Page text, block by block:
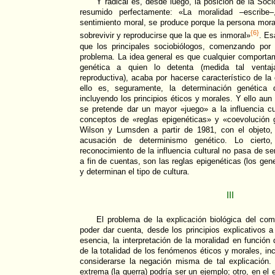
resumido perfectamente: «La moralidad
sentimiento moral, se produce porque la persona
sobrevivir y reproducirse que la que es inmoral»{6}.
que los principales sociobiólogos, comenzando
problema. La idea general es que cualquier
genética a quien lo detenta (medida tal
reproductiva), acaba por hacerse característico de
ello es, seguramente, la determinación genética
incluyendo los principios éticos y morales. Y ello
se pretende dar un mayor «juego» a la influencia
conceptos de «reglas epigenéticas» y «coevolución
Wilson y Lumsden a partir de 1981, con el
acusación de determinismo genético. Lo
reconocimiento de la influencia cultural no pasa de
a fin de cuentas, son las reglas epigenéticas (los
y determinan el tipo de cultura.
El problema de la explicación biológica del
poder dar cuenta, desde los principios explicativos
esencia, la interpretación de la moralidad en
de la totalidad de los fenómenos éticos y morales,
considerarse la negación misma de tal
extrema (la guerra) podría ser un ejemplo; otro, en el